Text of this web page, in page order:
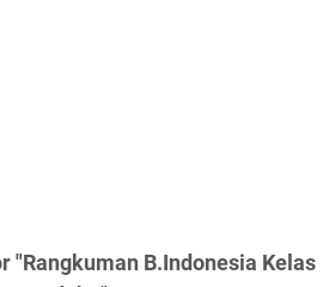
"Rangkuman B.Indonesia Kelas